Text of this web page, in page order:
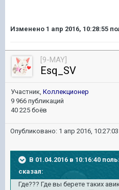
Изменено 1 апр 2016, 10:28:55
[9-MAY]
Esq_SV
Участник, Коллекционер
9 966 публикаций
40 225 боёв
Опубликовано: 1 апр 2016, 10:27:03
В 01.04.2016 в 10:16:40
сказал:
Где??? Где вы берете таких